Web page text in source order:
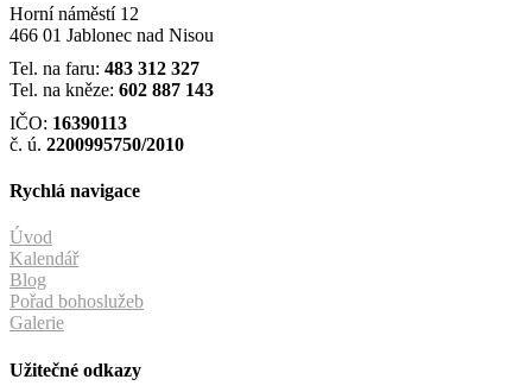
Horní náměstí 12
466 01 Jablonec nad Nisou
Tel. na faru: 483 312 327
Tel. na kněze: 602 887 143
IČO: 16390113
č. ú. 2200995750/2010
Rychlá navigace
Úvod
Kalendář
Blog
Pořad bohoslužeb
Galerie
Užitečné odkazy